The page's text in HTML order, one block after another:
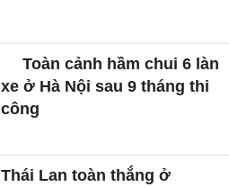
Toàn cảnh hầm chui 6 làn
xe ở Hà Nội sau 9 tháng thi
công
Thái Lan toàn thắng ở